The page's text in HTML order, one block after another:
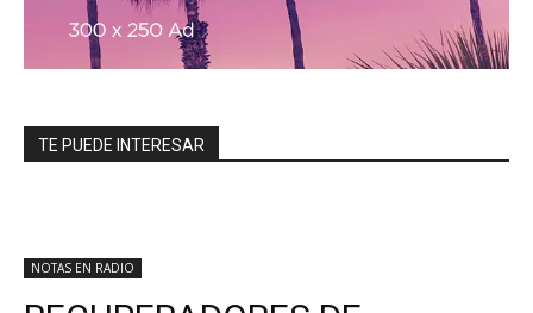
TE PUEDE INTERESAR